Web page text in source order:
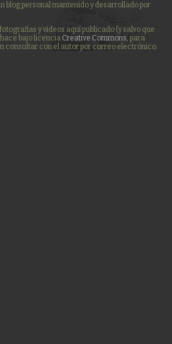
blog personal mantenido y desarrollado por
y vídeos aquí publicado (y salvo que
bajo licencia Creative Commons, para
consultar con el autor por correo electrónico.